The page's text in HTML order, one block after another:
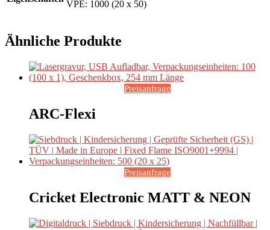
VPE: 1000 (20 x 50)
Ähnliche Produkte
Preisanfrage
ARC-Flexi
Preisanfrage
Cricket Electronic MATT & NEON